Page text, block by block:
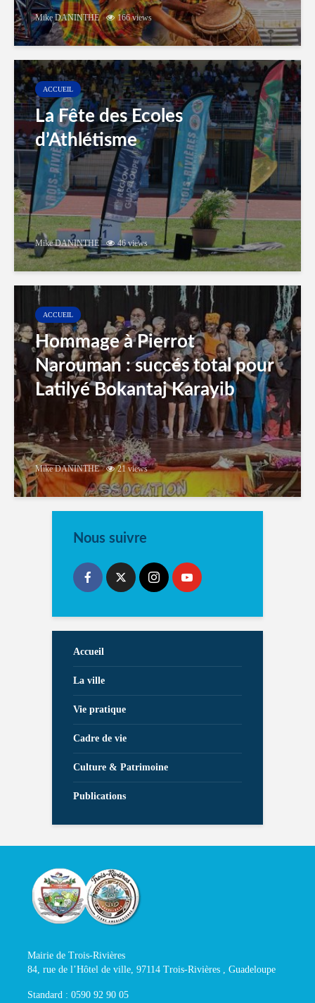
Mike DANINTHE 166 views
ACCUEIL
La Fête des Ecoles
d’Athlétisme
Mike DANINTHE 46 views
ACCUEIL
Hommage à Pierrot
Narouman : succés total pour
Latilyé Bokantaj Karayib
Mike DANINTHE 21 views
Nous suivre
Accueil
La ville
Vie pratique
Cadre de vie
Culture & Patrimoine
Publications
Mairie de Trois-Rivières
84, rue de l’Hôtel de ville, 97114 Trois-Rivières , Guadeloupe
Standard : 0590 92 90 05